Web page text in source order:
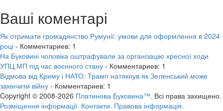
Ваші коментарі
Як отримати громадянство Румунії: умови для оформлення в 2024
році - Комментариев: 1
На Буковині чоловіка оштрафували за організацію хресної ходи
УПЦ МП під час воєнного стану - Комментариев: 1
Відмова від Криму і НАТО: Трамп натякнув як Зеленський може
закінчити війну - Комментариев: 1
Copyright © 2008-2026 Платинова Буковина™. Всі права захищено.
Розміщення інформації. Контакти. Правова інформація.